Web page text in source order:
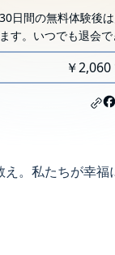
30日間の無料体験後
ます。いつでも退会で
￥
。私たちが幸
ったくあべこべの